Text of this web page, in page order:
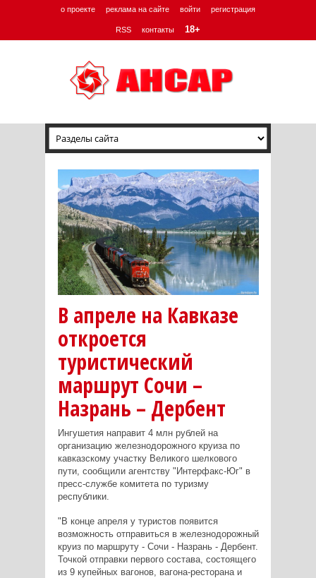
о проекте реклама на сайте войти регистрация
RSS контакты 18+
В апреле на Кавказе
откроется
туристический
маршрут Сочи –
Назрань – Дербент
Ингушетия направит 4 млн рублей на
организацию железнодорожного круиза по
кавказскому участку Великого шелкового
пути, сообщили агентству "Интерфакс-Юг" в
пресс-службе комитета по туризму
республики.
"В конце апреля у туристов появится
возможность отправиться в железнодорожный
круиз по маршруту - Сочи - Назрань - Дербент.
Точкой отправки первого состава, состоящего
из 9 купейных вагонов, вагона-ресторана и